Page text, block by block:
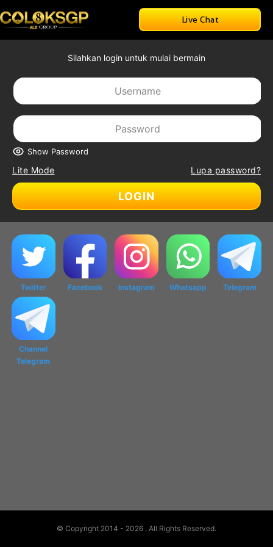
Live Chat
Silahkan login untuk mulai bermain
Show Password
Lite Mode Lupa password?
LOGIN
Twitter Facebook Instagram Whatsapp Telegram
Channel
Telegram
© Copyright 2014 - 2026 . All Rights Reserved.